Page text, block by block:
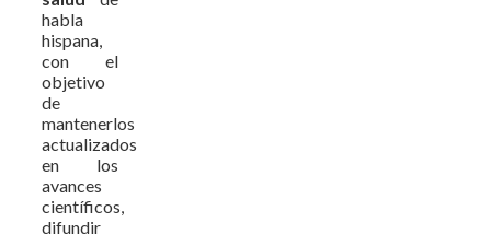
habla
hispana,
con el
objetivo
de
mantenerlos
actualizados
en los
avances
científicos,
difundir